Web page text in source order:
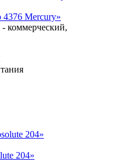
4376 Mercury»
- коммерческий,
204»